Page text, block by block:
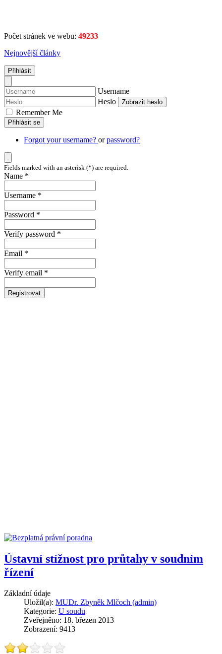
Počet stránek ve webu: 49233
Nejnovější články
Přihlásit
Username
Heslo
Zobrazit heslo
Remember Me
Přihlásit se
Forgot your username? orpassword?
Fields marked with an asterisk (*) are required.
Name *
Username *
Password *
Verify password *
Email *
Verify email *
Registrovat
Ústavní stížnost pro průtahy v soudním
řízení
Základní údaje
Uložil(a): MUDr. Zbyněk Mlčoch (admin)
Kategorie: U soudu
Zveřejněno: 18. březen 2013
Zobrazení: 9413